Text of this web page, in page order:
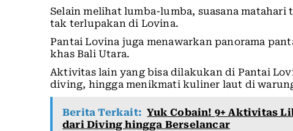
Selain melihat lumba-lumba, suasana
tak terlupakan di Lovina.
Pantai Lovina juga menawarkan panorama
khas Bali Utara.
Aktivitas lain yang bisa dilakukan di Pantai
diving, hingga menikmati kuliner laut di
Berita Terkait: Yuk Cobain! 9+ Aktivitas
dari Diving hingga Berselancar